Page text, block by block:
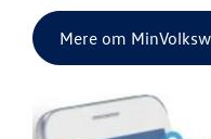
Mere om